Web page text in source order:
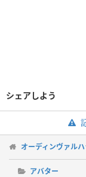
シェアしよう
オーディンヴァル
アバター